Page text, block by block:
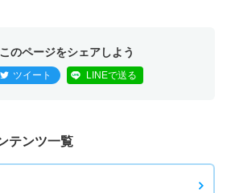
このページをシェアしよう
ツイート LINEで送る
テンツ一覧